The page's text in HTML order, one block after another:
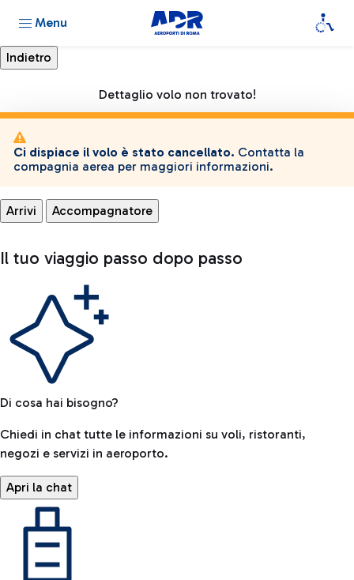
Menu
Dettaglio volo non trovato!
Ci dispiace il volo è stato cancellato. Contatta la
compagnia aerea per maggiori informazioni.
Arrivi Accompagnatore
Il tuo viaggio passo dopo passo
Di cosa hai bisogno?
Chiedi in chat tutte le informazioni su voli, ristoranti,
negozi e servizi in aeroporto.
Apri la chat